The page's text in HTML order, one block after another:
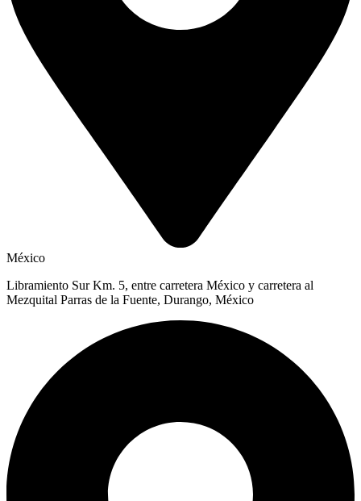
México
Libramiento Sur Km. 5, entre carretera México y carretera al
Mezquital Parras de la Fuente, Durango, México